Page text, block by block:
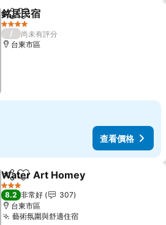
分享 加入我的最愛
銘居民宿
4 星級
/
尚未有評分
台東市區
查看價格
分享 加入我的最愛
Water Art Homey
3 星級
8.2 非常好
307
台東市區
藝術氛圍與舒適住宿查看價格